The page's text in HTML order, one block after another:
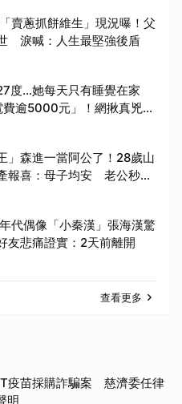
賣蔥抓餅維生」現況曝！父
淚喊：人生最堅強後盾
度…她每天只有睡覺在家
費逾5000元」！網揪真兇恐
」森進一當阿公了！28歲山
報喜：母子均安 老公秒
炸
代偶像「小秦漢」張海漢驚
友悲痛證實：2天前離開
查看更多
疫苗採購詐騙案 慈濟委任律
明